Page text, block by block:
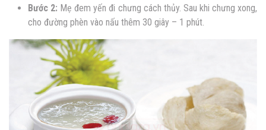
Bước 2: Mẹ đem yến đi chưng cách thủy. Sau khi chưng xong,
cho đường phèn vào nấu thêm 30 giây – 1 phút.